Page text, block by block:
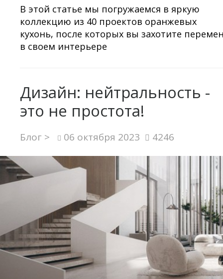
В этой статье мы погружаемся в яркую
коллекцию из 40 проектов оранжевых
кухонь, после которых вы захотите
в своем интерьере
Дизайн: нейтральность -
это не простота!
Блог > 06 октября 2023 4246